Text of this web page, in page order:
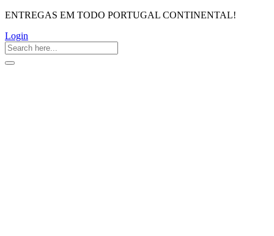
ENTREGAS EM TODO PORTUGAL CONTINENTAL!
Login